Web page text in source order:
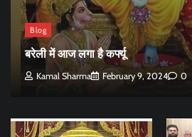
Blog
बरेली में आज लगा है कर्फ्यू
Kamal Sharma February 9, 2024 0